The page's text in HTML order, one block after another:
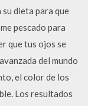
su dieta para que
pescado para
que tus ojos se
del mundo
el color de los
Los resultados